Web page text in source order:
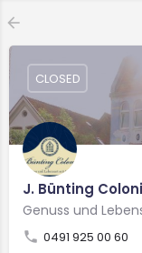
J. Bünting
0491 925 00 60
CLOSED